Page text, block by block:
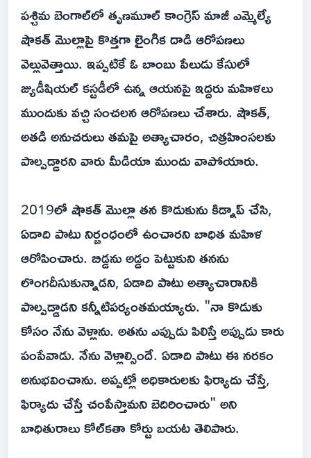
పశ్చిమ బెంగాల్‌లో తృణమూల్ కాంగ్రెస్ మాజీ ఎమ్మెల్యే
షౌకత్ మొల్లాపై కొత్తగా లైంగిక దాడి ఆరోపణలు
వెల్లువెత్తాయి. ఇప్పటికే ఓ బాంబు పేలుడు కేసులో
జ్యుడీషియల్ కస్టడీలో ఉన్న ఆయనపై ఇద్దరు మహిళలు
ముందుకు వచ్చి సంచలన ఆరోపణలు చేశారు. షౌకత్,
అతడి అనుచరులు తమపై అత్యాచారం, చిత్రహింసలకు
పాల్పడ్డారని వారు మీడియా ముందు వాపోయారు.
2019లో షౌకత్ మొల్లా తన కొడుకును కిడ్నాప్ చేసి,
ఏడాది పాటు నిర్బంధంలో ఉంచారని బాధిత మహిళ
ఆరోపించారు. బిడ్డను అడ్డం పెట్టుకుని తనను
లొంగదీసుకున్నాడని, ఏడాది పాటు అత్యాచారానికి
పాల్పడ్డాడని కన్నీటిపర్యంతమయ్యారు. "నా కొడుకు
కోసం నేను వెళ్లాను. అతను ఎప్పుడు పిలిస్తే అప్పుడు కారు
పంపేవాడు. నేను వెళ్లాల్సిందే. ఏడాది పాటు ఈ నరకం
అనుభవించాను. అప్పట్లో అధికారులకు ఫిర్యాదు చేస్తే,
ఫిర్యాదు చేస్తే చంపేస్తామని బెదిరించారు" అని
బాధితురాలు కోల్‌కతా కోర్టు బయట తెలిపారు.